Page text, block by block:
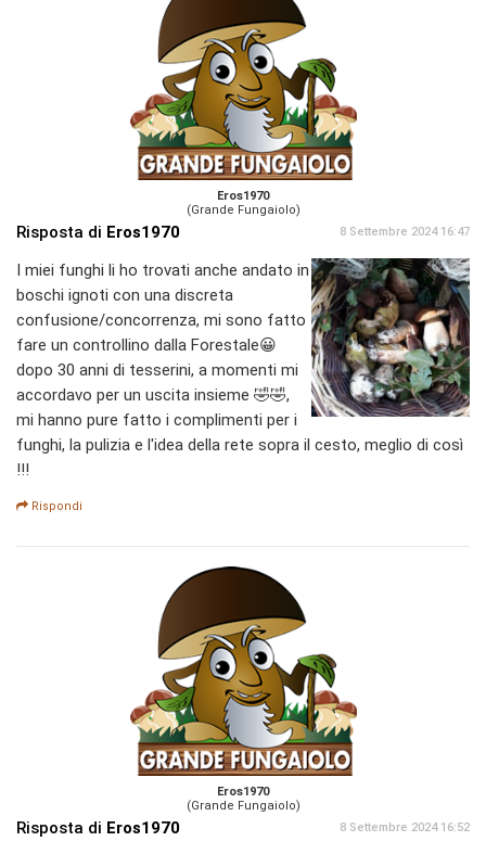
Eros1970
(Grande Fungaiolo)
Risposta di Eros1970 8 Settembre 2024 16:47
I miei funghi li ho trovati anche andato in
boschi ignoti con una discreta
confusione/concorrenza, mi sono fatto
fare un controllino dalla Forestale😀
dopo 30 anni di tesserini, a momenti mi
accordavo per un uscita insieme 🤣🤣,
mi hanno pure fatto i complimenti per i
funghi, la pulizia e l'idea della rete sopra il cesto, meglio di così
!!!
Rispondi
Eros1970
(Grande Fungaiolo)
Risposta di Eros1970 8 Settembre 2024 16:52